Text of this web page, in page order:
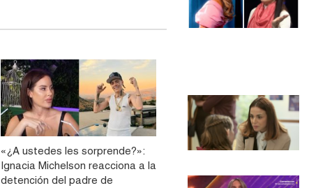
«¿A ustedes les sorprende?»:
Ignacia Michelson reacciona a la
detención del padre de